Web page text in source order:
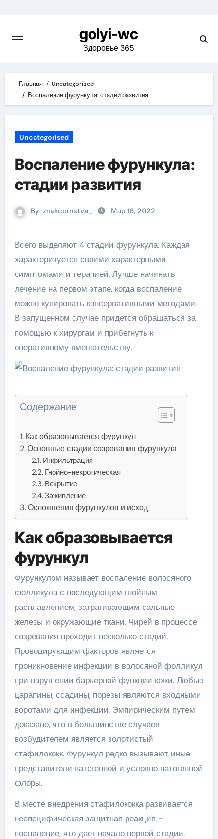
content
golyi-wc
Здоровье 365
Главная
Uncategorised
Воспаление фурункула: стадии развития
Uncategorised
Воспаление фурункула:
стадии развития
By znakcomstva_ Мар 16, 2022
Всего выделяют 4 стадии фурункула. Каждая
характеризуется своими характерными
симптомами и терапией. Лучше начинать
лечение на первом этапе, когда воспаление
можно купировать консервативными методами.
В запущенном случае придется обращаться за
помощью к хирургам и прибегнуть к
оперативному вмешательству.
Содержание
Как образовывается фурункул
Основные стадии созревания фурункула
Инфильтрация
Гнойно-некротическая
Вскрытие
Заживление
Осложнения фурункулов и исход
Как образовывается
фурункул
Фурункулом называет воспаление волосяного
фолликула с последующим гнойным
расплавлением, затрагивающим сальные
железы и окружающие ткани. Чирей в процессе
созревания проходит несколько стадий.
Провоцирующим факторов является
проникновение инфекции в волосяной фолликул
при нарушении барьерной функции кожи. Любые
царапины, ссадины, порезы являются входными
воротами для инфекции. Эмпирическим путем
доказано, что в большинстве случаев
возбудителем является золотистый
стафилококк. Фурункул редко вызывают иные
представители патогенной и условно патогенной
флоры.
В месте внедрения стафилококка развивается
неспецифическая защитная реакция –
воспаление, что дает начало первой стадии.